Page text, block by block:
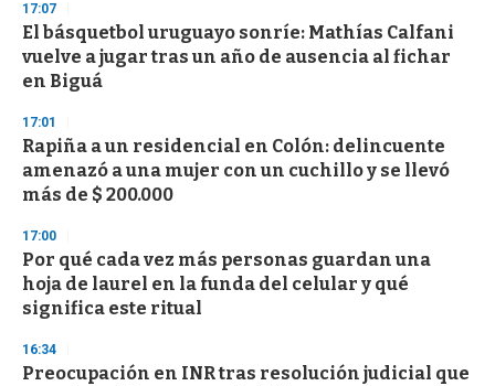
d
s
o
f
3
s
e
c
o
n
17:07
El básquetbol uruguayo sonríe: Mathías Calfani
vuelve a jugar tras un año de ausencia al fichar
en Biguá
17:01
Rapiña a un residencial en Colón: delincuente
amenazó a una mujer con un cuchillo y se llevó
más de $ 200.000
17:00
Por qué cada vez más personas guardan una
hoja de laurel en la funda del celular y qué
significa este ritual
16:34
Preocupación en INR tras resolución judicial que